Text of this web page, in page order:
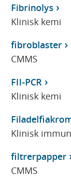
Fibrinolys
Klinisk kemi
fibroblaster
CMMS
FII-PCR
Klinisk kemi
Klinisk
filtrerpapper
CMMS